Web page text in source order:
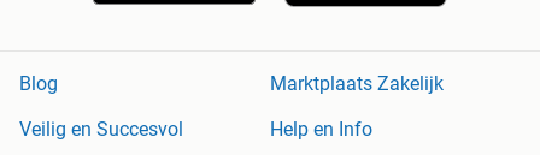
Blog
Marktplaats Zakelijk
Veilig en Succesvol
Help en Info